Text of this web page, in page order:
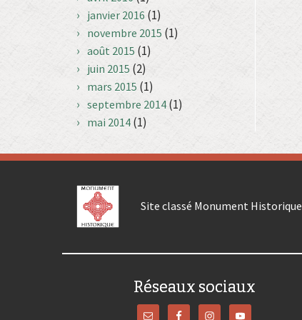
janvier 2016 (1)
novembre 2015 (1)
août 2015 (1)
juin 2015 (2)
mars 2015 (1)
septembre 2014 (1)
mai 2014 (1)
Site classé Monument Historique
Réseaux sociaux